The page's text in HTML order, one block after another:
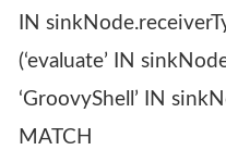
IN
(‘evaluate’ IN
‘GroovyShell’ IN
MATCH